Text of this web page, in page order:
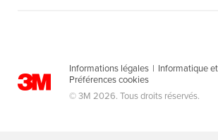
Informations légales | Informatique
Préférences cookies
© 3M 2026. Tous droits réservés.